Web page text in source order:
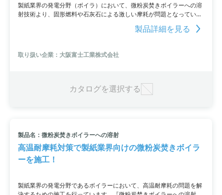
製紙業界の発電分野（ボイラ）において、微粉炭焚きボイラーへの溶
射技術より、固形燃料や石灰石による激しい摩耗が問題となっていた
火炉壁の特定箇所を高Cr鋳鉄の溶接で保護、さらにスムージング溶射
によって段差を無くしました。この施工は、高温耐摩耗性や腐食性生
れました。詳細はPDF資料をご覧いただくか、お問い合わせくださ
い。
製品詳細を見る
取り扱い企業：大阪富士工業株式会社
カタログを選択する
製品名：微粉炭焚きボイラーへの溶射
高温耐摩耗対策で製紙業界向けの微粉炭焚きボイラ
ーを施工！
製紙業界の発電分野であるボイラーにおいて、高温耐摩耗の問題を解